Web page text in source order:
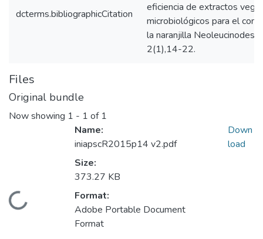
dcterms.bibliographicCitation
eficiencia de extractos
microbiológicos para el
la naranjilla Neoleucinodes
2(1),14-22.
Files
Original bundle
Now showing 1 - 1 of 1
Loading...
Name:
iniapscR2015p14 v2.pdf
Size:
373.27 KB
Format:
Adobe Portable Document
Format
Down
load